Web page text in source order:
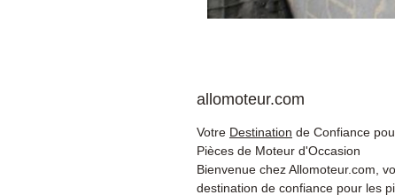
allomoteur.com
Votre Destination de Confiance
Pièces de Moteur d'Occasion
Bienvenue chez Allomoteur.com,
destination de confiance pour les